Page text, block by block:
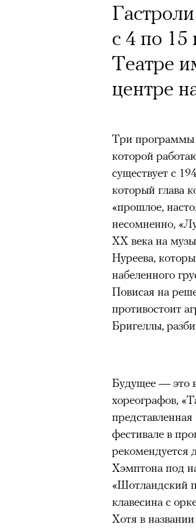
с 4 по
Театре
центре
Три программы
которой
существует с
который глава
«прошлое,
несомненно,
XX века на
Нуреева,
набеленного
Повисая на
противостоит
Бригеллы,
Будущее — это
хореографов,
фестивале в
рекомендуется
Хэмптона под
«Шотландский
клавесина с
Хотя в